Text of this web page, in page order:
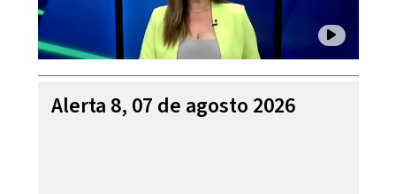
Alerta 8, 07 de agosto 2026